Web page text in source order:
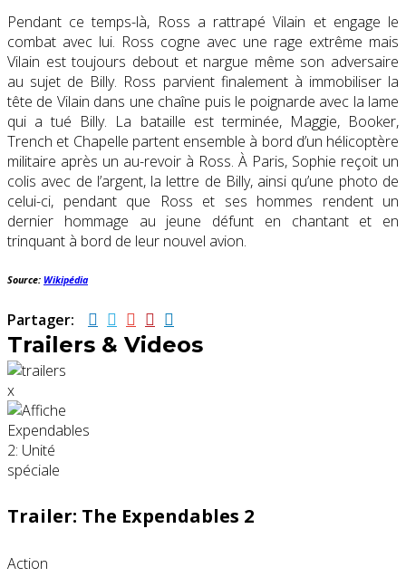
Pendant ce temps-là, Ross a rattrapé Vilain et engage le
combat avec lui. Ross cogne avec une rage extrême mais
Vilain est toujours debout et nargue même son adversaire
au sujet de Billy. Ross parvient finalement à immobiliser la
tête de Vilain dans une chaîne puis le poignarde avec la lame
qui a tué Billy. La bataille est terminée, Maggie, Booker,
Trench et Chapelle partent ensemble à bord d’un hélicoptère
militaire après un au-revoir à Ross. À Paris, Sophie reçoit un
colis avec de l’argent, la lettre de Billy, ainsi qu’une photo de
celui-ci, pendant que Ross et ses hommes rendent un
dernier hommage au jeune défunt en chantant et en
trinquant à bord de leur nouvel avion.
Source: Wikipédia
Partager:
Trailers & Videos
x
Trailer: The Expendables 2
Action